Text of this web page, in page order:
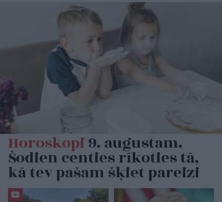
Horoskopi9. augustam.
Šodien centies rīkoties tā,
kā tev pašam šķiet pareizi